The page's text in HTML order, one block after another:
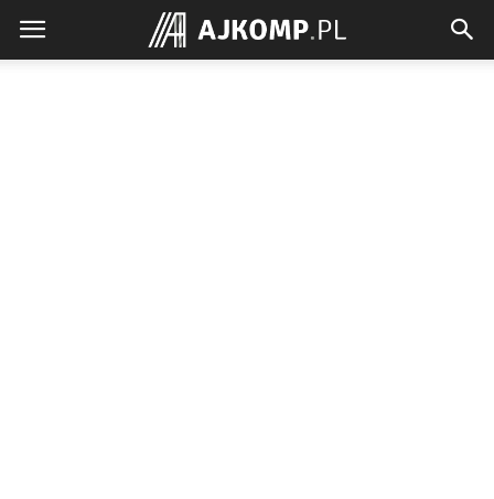
Ajkomp.pl